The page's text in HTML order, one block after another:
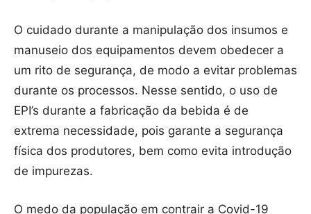
O cuidado durante a manipulação dos insumos e
manuseio dos equipamentos devem obedecer a
um rito de segurança, de modo a evitar problemas
durante os processos. Nesse sentido, o uso de
EPI’s durante a fabricação da bebida é de
extrema necessidade, pois garante a segurança
física dos produtores, bem como evita introdução
de impurezas.
O medo da população em contrair a Covid-19